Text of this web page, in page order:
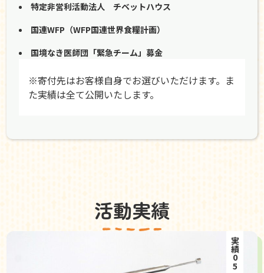
特定非営利活動法人 チベットハウス
国連WFP（WFP国連世界食糧計画）
国境なき医師団「緊急チーム」募金
※寄付先はお客様自身でお選びいただけます。ま
た実績は全て公開いたします。
活動実績
実績05